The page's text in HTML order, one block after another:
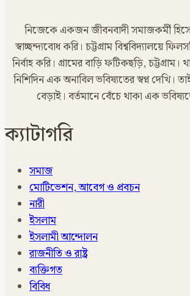
নিজেকে একজন জীবনবাদী সমাজকর্মী
স্বাচ্ছন্দ্যবোধ করি। চট্টগ্রাম বিশ্ববিদ্যালয়ে
নির্বাহ করি। গ্রামের বাড়ি ফটিকছড়ি, চট্টগ্রাম।
নিশিদিন এক অনাবিল ভবিষ্যতের স্বপ্ন দেখি।
বেড়াই। বর্তমানে বেঁচে থাকা এক
ক্যাটাগরি
সমাজ
মোটিভেশন, আবেগ ও প্রবচন
নারী
ইসলাম
ইসলামী আন্দোলন
রাজনীতি ও রাষ্ট্র
ব্যক্তিগত
বিবিধ